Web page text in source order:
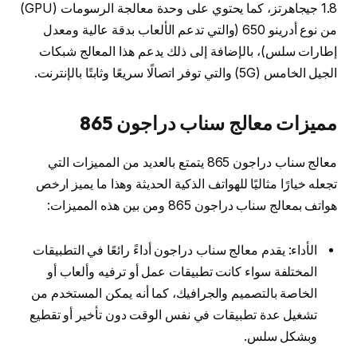
1.8 جيجاهرتز، كما يحتوي على وحدة معالجة الرسومات (GPU)
من نوع أدرينو 650 (والتي تدعم الألعاب بدقة عالية ومعدل
إطارات سلس)، بالإضافة إلى ذلك يدعم هذا المعالج شبكات
الجيل الخامس (5G) والتي توفر اتصالًا سريعًا وثابتًا بالإنترنت.
مميزات معالج سناب دراجون 865
معالج سناب دراجون 865 يتمتع بالعديد من المميزات التي
تجعله خيارًا مثاليًا للهواتف الذكية الحديثة وهذا ما يميز ارخص
هواتف بمعالج سناب دراجون 865 ومن بين هذه المميزات:
الأداء: يقدم معالج سناب دراجون أداءً رائعًا في التطبيقات
المختلفة سواء كانت تطبيقات عمل أو ترفيه وألعاب أو
الخاصة بالتصميم والجرافيك، كما أنه يمكن المستخدم من
تشغيل عدة تطبيقات في نفس الوقت دون تأخير أو تقطيع
وبشكل سلس.